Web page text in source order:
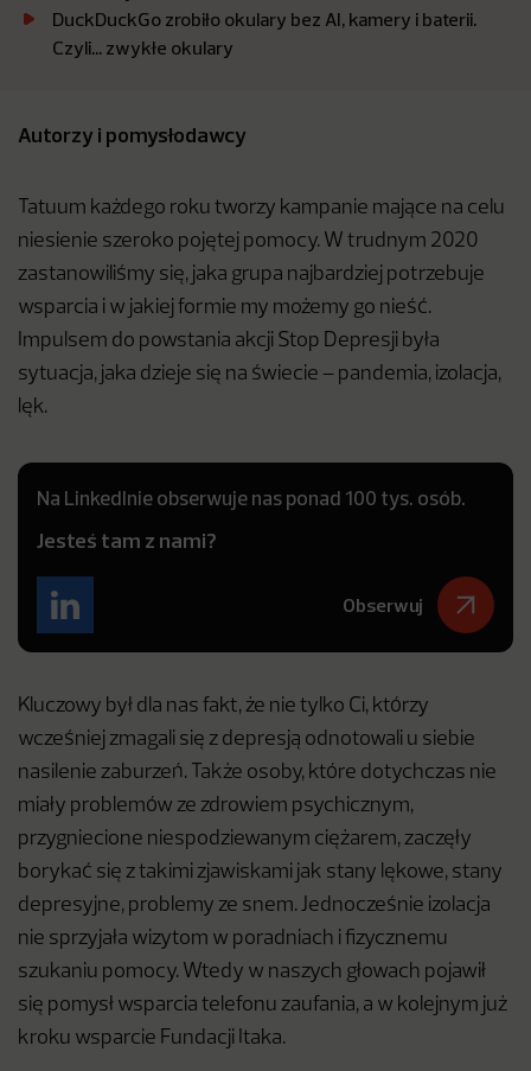
DuckDuckGo zrobiło okulary bez AI, kamery i baterii.
Czyli… zwykłe okulary
Autorzy i pomysłodawcy
Tatuum każdego roku tworzy kampanie mające na celu
niesienie szeroko pojętej pomocy. W trudnym 2020
zastanowiliśmy się, jaka grupa najbardziej potrzebuje
wsparcia i w jakiej formie my możemy go nieść.
Impulsem do powstania akcji Stop Depresji była
sytuacja, jaka dzieje się na świecie – pandemia, izolacja,
lęk.
Na LinkedInie obserwuje nas ponad 100 tys. osób.
Jesteś tam z nami?
Obserwuj
Kluczowy był dla nas fakt, że nie tylko Ci, którzy
wcześniej zmagali się z depresją odnotowali u siebie
nasilenie zaburzeń. Także osoby, które dotychczas nie
miały problemów ze zdrowiem psychicznym,
przygniecione niespodziewanym ciężarem, zaczęły
borykać się z takimi zjawiskami jak stany lękowe, stany
depresyjne, problemy ze snem. Jednocześnie izolacja
nie sprzyjała wizytom w poradniach i fizycznemu
szukaniu pomocy. Wtedy w naszych głowach pojawił
się pomysł wsparcia telefonu zaufania, a w kolejnym już
kroku wsparcie Fundacji Itaka.